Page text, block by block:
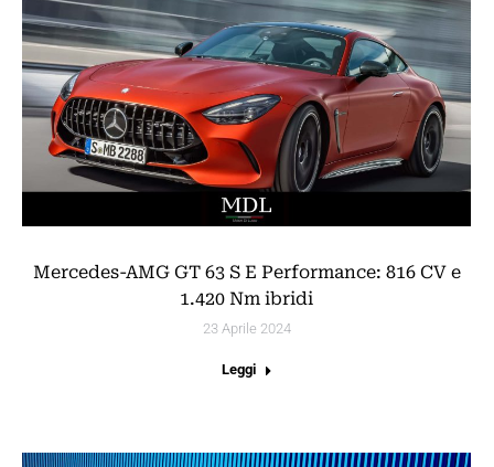
Mercedes-AMG GT 63 S E Performance: 816 CV e
1.420 Nm ibridi
23 Aprile 2024
Leggi